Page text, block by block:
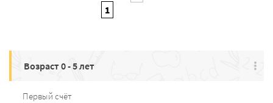
1
Возраст 0 - 5 лет
Первый счёт